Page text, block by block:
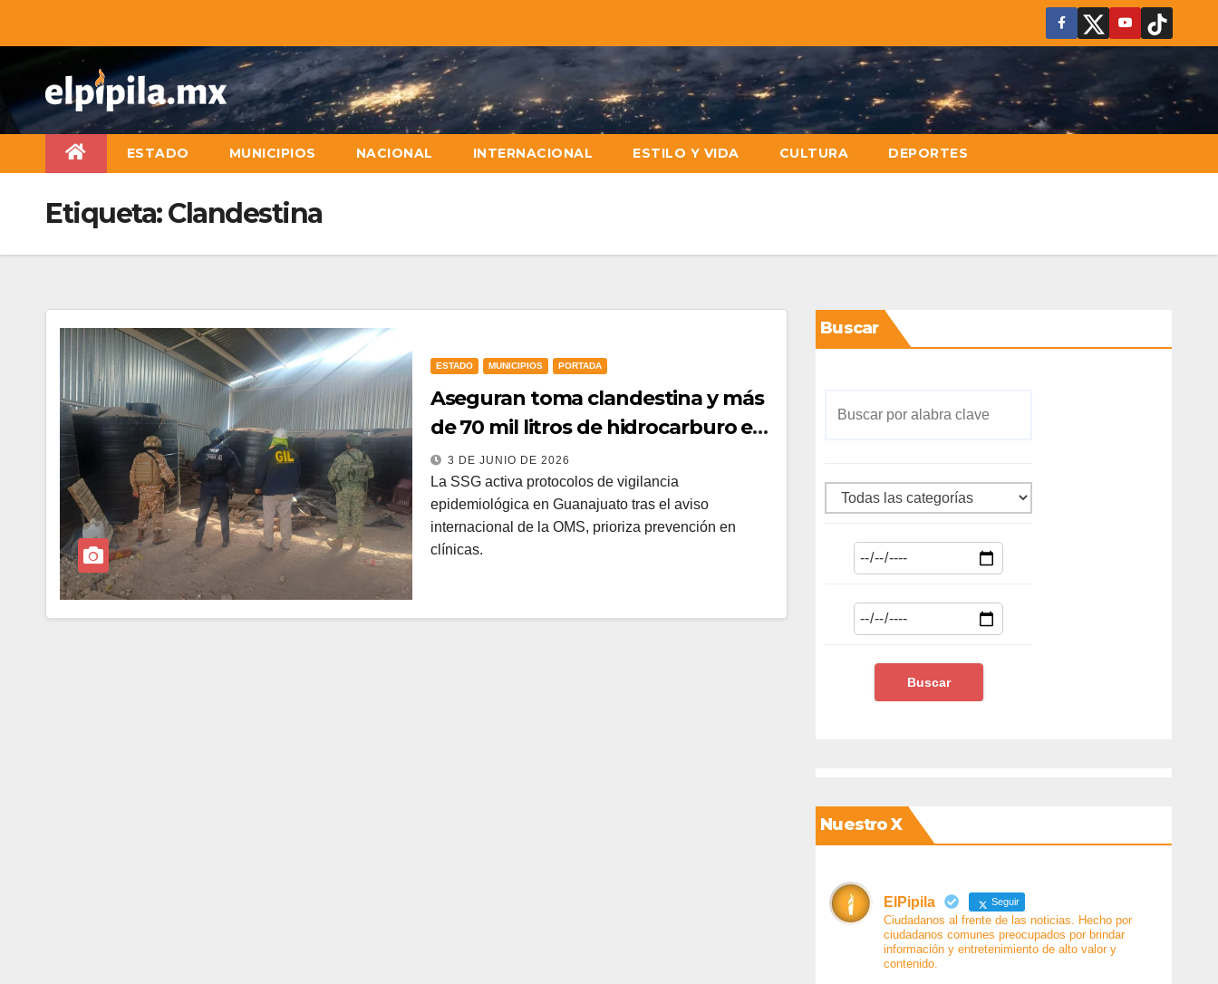
ESTADO MUNICIPIOS NACIONAL INTERNACIONAL ESTILO Y VIDA CULTURA DEPORTES
Etiqueta:Clandestina
ESTADO MUNICIPIOS PORTADA
Aseguran toma clandestina y más
de 70 mil litros de hidrocarburo en
Celaya
3 DE JUNIO DE 2026
La SSG activa protocolos de vigilancia
epidemiológica en Guanajuato tras el aviso
internacional de la OMS, prioriza prevención en
clínicas.
Buscar
Nuestro X
ElPipila Seguir
Ciudadanos al frente de las noticias. Hecho por
ciudadanos comunes preocupados por brindar
información y entretenimiento de alto valor y
contenido.